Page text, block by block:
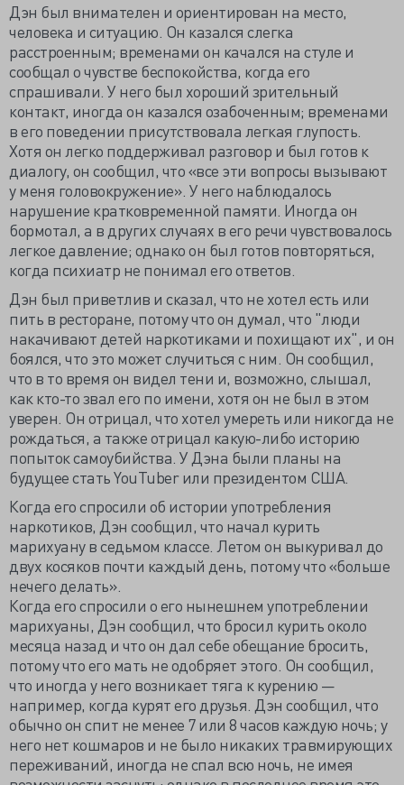
Дэн был внимателен и ориентирован на место,
человека и ситуацию. Он казался слегка
расстроенным; временами он качался на стуле и
сообщал о чувстве беспокойства, когда его
спрашивали. У него был хороший зрительный
контакт, иногда он казался озабоченным; временами
в его поведении присутствовала легкая глупость.
Хотя он легко поддерживал разговор и был готов к
диалогу, он сообщил, что «все эти вопросы вызывают
у меня головокружение». У него наблюдалось
нарушение кратковременной памяти. Иногда он
бормотал, а в других случаях в его речи чувствовалось
легкое давление; однако он был готов повторяться,
когда психиатр не понимал его ответов.
Дэн был приветлив и сказал, что не хотел есть или
пить в ресторане, потому что он думал, что "люди
накачивают детей наркотиками и похищают их", и он
боялся, что это может случиться с ним. Он сообщил,
что в то время он видел тени и, возможно, слышал,
как кто-то звал его по имени, хотя он не был в этом
уверен. Он отрицал, что хотел умереть или никогда не
рождаться, а также отрицал какую-либо историю
попыток самоубийства. У Дэна были планы на
будущее стать YouTuber или президентом США.
Когда его спросили об истории употребления
наркотиков, Дэн сообщил, что начал курить
марихуану в седьмом классе. Летом он выкуривал до
двух косяков почти каждый день, потому что «больше
нечего делать».
Когда его спросили о его нынешнем употреблении
марихуаны, Дэн сообщил, что бросил курить около
месяца назад и что он дал себе обещание бросить,
потому что его мать не одобряет этого. Он сообщил,
что иногда у него возникает тяга к курению —
например, когда курят его друзья. Дэн сообщил, что
обычно он спит не менее 7 или 8 часов каждую ночь; у
него нет кошмаров и не было никаких травмирующих
переживаний, иногда не спал всю ночь, не имея